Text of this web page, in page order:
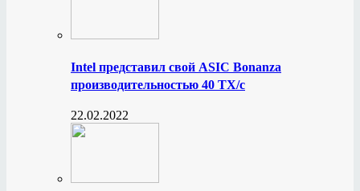
Intel представил свой ASIC Bonanza
производительностью 40 ТХ/с
22.02.2022